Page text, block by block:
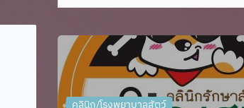
คลินิก/โรงพยาบาลสัตว์